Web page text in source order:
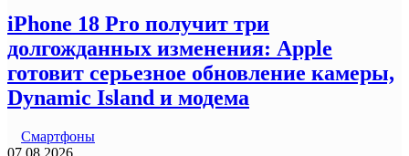
iPhone 18 Pro получит три
долгожданных изменения: Apple
готовит серьезное обновление камеры,
Dynamic Island и модема
Смартфоны